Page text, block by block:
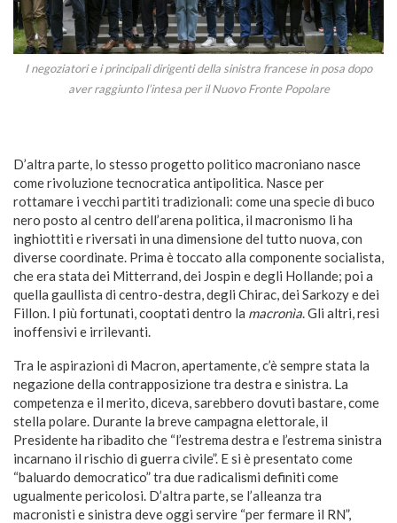
I negoziatori e i principali dirigenti della sinistra francese in posa dopo
aver raggiunto l’intesa per il Nuovo Fronte Popolare
D’altra parte, lo stesso progetto politico macroniano nasce
come rivoluzione tecnocratica antipolitica. Nasce per
rottamare i vecchi partiti tradizionali: come una specie di buco
nero posto al centro dell’arena politica, il macronismo li ha
inghiottiti e riversati in una dimensione del tutto nuova, con
diverse coordinate. Prima è toccato alla componente socialista,
che era stata dei Mitterrand, dei Jospin e degli Hollande; poi a
quella gaullista di centro-destra, degli Chirac, dei Sarkozy e dei
Fillon. I più fortunati, cooptati dentro la macronìa. Gli altri, resi
inoffensivi e irrilevanti.
Tra le aspirazioni di Macron, apertamente, c’è sempre stata la
negazione della contrapposizione tra destra e sinistra. La
competenza e il merito, diceva, sarebbero dovuti bastare, come
stella polare. Durante la breve campagna elettorale, il
Presidente ha ribadito che “l’estrema destra e l’estrema sinistra
incarnano il rischio di guerra civile”. E si è presentato come
“baluardo democratico” tra due radicalismi definiti come
ugualmente pericolosi. D’altra parte, se l’alleanza tra
macronisti e sinistra deve oggi servire “per fermare il RN”,